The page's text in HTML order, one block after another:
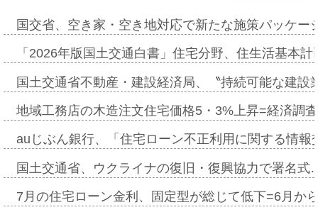
国交省、空き家・空き地対応で新たな施策パッケ
「2026年版国土交通白書」住宅分野、住生活基本
国土交通省不動産・建設経済局、〝持続可能な建
地域工務店の木造注文住宅価格5・3%上昇=経済調
auじぶん銀行、「住宅ローン不正利用に関する情
国土交通省、ウクライナの復旧・復興協力で署名
7月の住宅ローン金利、固定型が総じて低下=6月か